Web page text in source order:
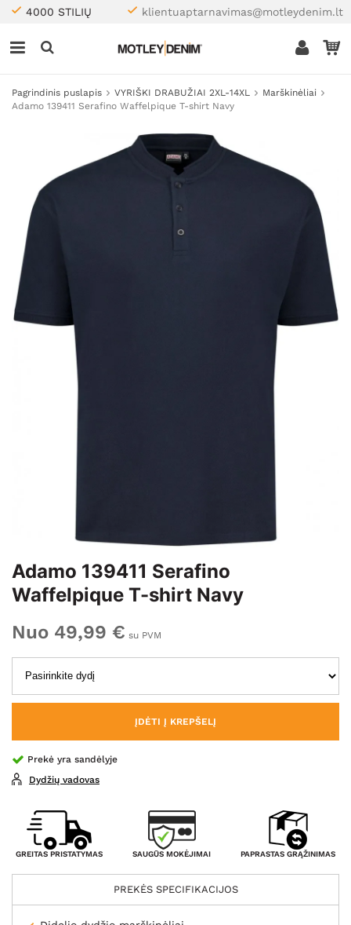
4000 STILIŲ klientuaptarnavimas@motleydenim.lt
Pagrindinis puslapis VYRIŠKI DRABUŽIAI 2XL-14XL
Marškinėliai
Adamo 139411 Serafino Waffelpique T-shirt Navy
Adamo 139411 Serafino
Waffelpique T-shirt Navy
Nuo 49,99 € su PVM
ĮDĖTI Į KREPŠELĮ
Prekė yra sandėlyje
Dydžių vadovas
GREITAS PRISTATYMAS SAUGŪS MOKĖJIMAI PAPRASTAS GRĄŽINIMAS
PREKĖS SPECIFIKACIJOS